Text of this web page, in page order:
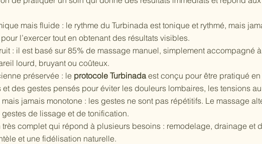
mais fluide : le rythme du Turbinada est tonique et rythmé, mais
l’exercer tout en obtenant des résultats visibles.
: il est basé sur 85% de massage manuel, simplement accompagné
lourd, bruyant ou coûteux.
préservée : le protocole Turbinadaest conçu pour être pratiqué
des gestes pensés pour éviter les douleurs lombaires, les tensions
jamais monotone : les gestes ne sont pas répétitifs. Le massage
de lissage et de tonification.
très complet qui répond à plusieurs besoins : remodelage, drainage et
et une fidélisation naturelle.